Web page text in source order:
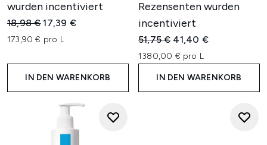
wurden incentiviert
Unverbindliche Preisempfehlung:
18,98 €Aktueller Preis:
17,39 €
173,90 € pro L
IN DEN WARENKORB
Rezensenten wurden
incentiviert
Unverbindliche
51,75 € Aktueller Preis:
41,40 €
1380,00 € pro L
IN DEN WARENKORB